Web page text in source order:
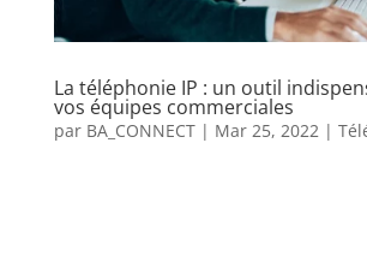
La téléphonie IP : un outil
vos équipes commerciales
par BA_CONNECT| Mar 25, 2022|